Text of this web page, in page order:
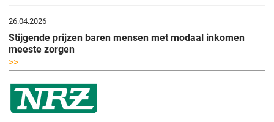
26.04.2026
Stijgende prijzen baren mensen met modaal inkomen
meeste zorgen
>>